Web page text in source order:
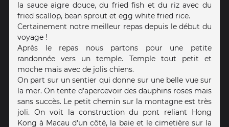
la sauce aigre douce, du fried fish et du riz avec du
fried scallop, bean sprout et egg white fried rice.
Certainement notre meilleur repas depuis le début du
voyage !
Après le repas nous partons pour une petite
randonnée vers un temple. Temple tout petit et
moche mais avec de jolis chiens.
On part sur un sentier qui donne sur une belle vue sur
la mer. On tente d'apercevoir des dauphins roses mais
sans succès. Le petit chemin sur la montagne est très
joli. On voit la construction du pont reliant Hong
Kong à Macau d'un côté, la baie et le cimetière sur la